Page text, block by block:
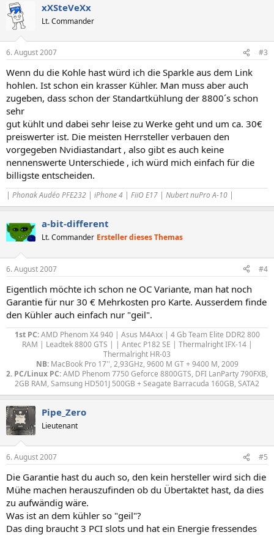
xXSteVeXx
Lt. Commander
6. August 2007 #3
Wenn du die Kohle hast würd ich die Sparkle aus dem Link
hohlen. Ist schon ein krasser Kühler. Man muss aber auch
zugeben, dass schon der Standartkühlung der 8800´s schon
sehr
gut kühlt und dabei sehr leise zu Werke geht und um ca. 30€
preiswerter ist. Die meisten Herrsteller verbauen den
vorgegeben Nvidiastandart , also gibt es auch keine
nennenswerte Unterschiede , ich würd mich einfach für die
billigste entscheiden.
| Phonak Audéo PFE232 | iPhone 4 | FiiO E17 | Nubert nuPro A-10 |
a-bit-different
Lt. Commander Ersteller dieses Themas
6. August 2007 #4
Eigentlich möchte ich schon ne OC Variante, man hat noch
Garantie für nur 30 € Mehrkosten pro Karte. Ausserdem finde
den Kühler auch einfach nur "geil".
1st PC:AMD Phenom X4 940 | Asus M4Axx | 4 Gb Team Elite DDR2 800
RAM | Leadtek 8800 GTS | | Antec P182 SE | Thermalright IFX-14 |
Thermalright HR-03
NB:MacBook Pro 17'', 2,93GHz, 9600 M GT + 9400 M, 2009
2. PC/Linux PC:AMD Phenom 7750 Geforce 8800GTS, DFI LanParty 790FXB,
2GB RAM, Samsung HD501J 500GB + Seagate Barracuda 160GB, SATA2​
Pipe_Zero
Lieutenant
6. August 2007 #5
Die Garantie hast du auch so, den kein hersteller wird sich die
Mühe machen herauszufinden ob du Übertaktet hast, da dies
zu aufwändig wäre.
Was ist an dem kühler so "geil"?
Das ding braucht 3 PCI slots und hat ein Energie fressendes